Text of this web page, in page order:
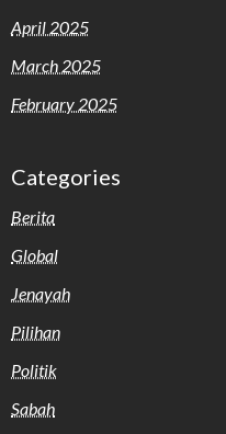
April 2025
March 2025
February 2025
Categories
Berita
Global
Jenayah
Pilihan
Politik
Sabah